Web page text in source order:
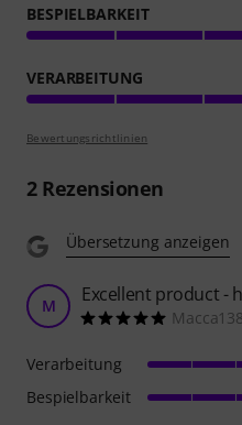
BESPIELBARKEIT
VERARBEITUNG
Bewertungsrichtlinien
2Rezensionen
Übersetzung anzeigen
M Excellent product -
Verarbeitung
Bespielbarkeit